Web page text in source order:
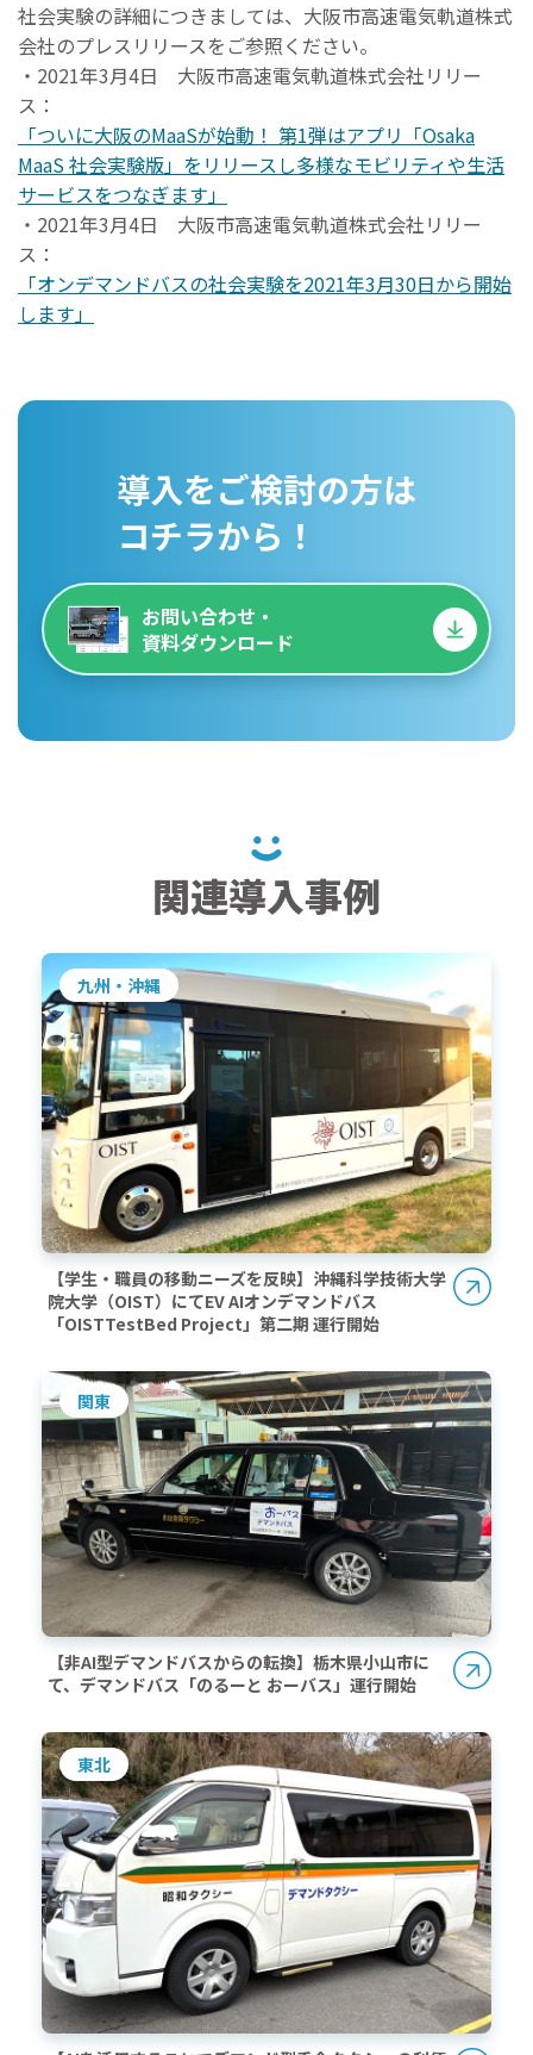
社会実験の詳細につきましては、大阪市高速電気軌道株式
会社のプレスリリースをご参照ください。
・2021年3月4日 大阪市高速電気軌道株式会社リリー
ス：
「ついに大阪のMaaSが始動！ 第1弾はアプリ「Osaka
MaaS 社会実験版」をリリースし多様なモビリティや生活
サービスをつなぎます」
・2021年3月4日 大阪市高速電気軌道株式会社リリー
ス：
「オンデマンドバスの社会実験を2021年3月30日から開始
します」
導入をご検討の方は
コチラから！
お問い合わせ・
資料ダウンロード
関連導入事例
九州・沖縄
【学生・職員の移動ニーズを反映】沖縄科学技術大学
院大学（OIST）にてEV AIオンデマンドバス
「OISTTestBed Project」第二期 運行開始
関東
【非AI型デマンドバスからの転換】栃木県小山市に
て、デマンドバス「のるーと おーバス」運行開始
東北